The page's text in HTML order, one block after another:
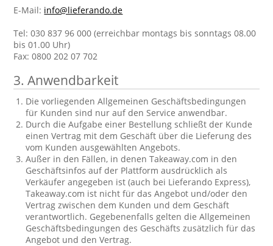
E-Mail: info@lieferando.de
Tel: 030 837 96 000 (erreichbar montags bis sonntags 08.00
bis 01.00 Uhr)
Fax: 0800 202 07 702
3. Anwendbarkeit
Die vorliegenden Allgemeinen Geschäftsbedingungen
für Kunden sind nur auf den Service anwendbar.
Durch die Aufgabe einer Bestellung schließt der Kunde
einen Vertrag mit dem Geschäft über die Lieferung des
vom Kunden ausgewählten Angebots.
Außer in den Fällen, in denen Takeaway.com in den
Geschäftsinfos auf der Plattform ausdrücklich als
Verkäufer angegeben ist (auch bei Lieferando Express),
Takeaway.com ist nicht für das Angebot und/oder den
Vertrag zwischen dem Kunden und dem Geschäft
verantwortlich. Gegebenenfalls gelten die Allgemeinen
Geschäftsbedingungen des Geschäfts zusätzlich für das
Angebot und den Vertrag.